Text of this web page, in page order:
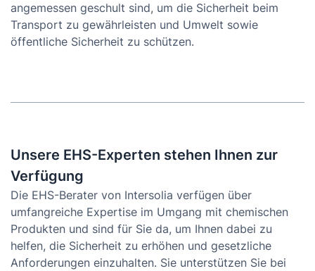
angemessen geschult sind, um die Sicherheit beim
Transport zu gewährleisten und Umwelt sowie
öffentliche Sicherheit zu schützen.
Unsere EHS-Experten stehen Ihnen zur
Verfügung
Die EHS-Berater von Intersolia verfügen über
umfangreiche Expertise im Umgang mit chemischen
Produkten und sind für Sie da, um Ihnen dabei zu
helfen, die Sicherheit zu erhöhen und gesetzliche
Anforderungen einzuhalten. Sie unterstützen Sie bei